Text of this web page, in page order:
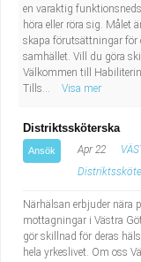
en varaktig
höra eller röra sig. Målet
skapa förutsättningar för
samhället. Vill du göra
Välkommen till
Tills...
Visa mer
Distriktssköterska
Ansök Apr 22
Närhälsan erbjuder nära
mottagningar i Västra
gör skillnad för deras
hela yrkeslivet. Om oss